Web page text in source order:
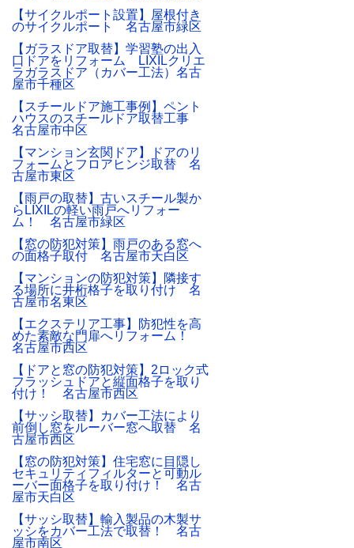
【サイクルポート設置】屋根付き
のサイクルポート 名古屋市緑区
【ガラスドア取替】学習塾の出入
口ドアをリフォーム LIXILクリエ
ラガラスドア（カバー工法）名古
屋市千種区
【スチールドア施工事例】ペント
ハウスのスチールドア取替工事
名古屋市中区
【マンション玄関ドア】ドアのリ
フォームとフロアヒンジ取替 名
古屋市東区
【雨戸の取替】古いスチール製か
らLIXILの軽い雨戸へリフォー
ム！ 名古屋市緑区
【窓の防犯対策】雨戸のある窓へ
の面格子取付 名古屋市天白区
【マンションの防犯対策】隣接す
る場所に井桁格子を取り付け 名
古屋市名東区
【エクステリア工事】防犯性を高
めた素敵な門扉へリフォーム！
名古屋市西区
【ドアと窓の防犯対策】2ロック式
フラッシュドアと縦面格子を取り
付け！ 名古屋市西区
【サッシ取替】カバー工法により
前倒し窓をルーバー窓へ取替 名
古屋市西区
【窓の防犯対策】住宅窓に目隠し
セキュリティフィルターと可動ル
ーバー面格子を取り付け！ 名古
屋市天白区
【サッシ取替】輸入製品の木製サ
ッシをカバー工法で取替！ 名古
屋市南区